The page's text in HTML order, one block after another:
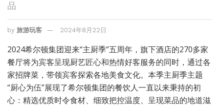
品
by 旅游玩客 2024年8月22日
2024希尔顿集团迎来“主厨季”五周年，旗下酒店的270多家
餐厅将为宾客呈现厨艺匠心和热情好客服务的同时，通过各
家招牌菜，带领宾客探索各地美食文化。本季主厨季主题
“厨心为伍”展现了希尔顿集团的餐饮人一直以来秉持的初
心：精选优质时令食材、细致把控温度、呈现菜品的地道滋